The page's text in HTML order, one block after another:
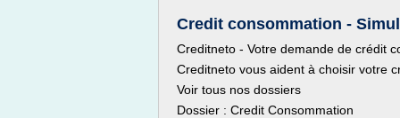
Credit consommation -
Creditneto - Votre demande de crédit
Creditneto vous aident à choisir votre
Voir tous nos dossiers
Dossier : Credit Consommation